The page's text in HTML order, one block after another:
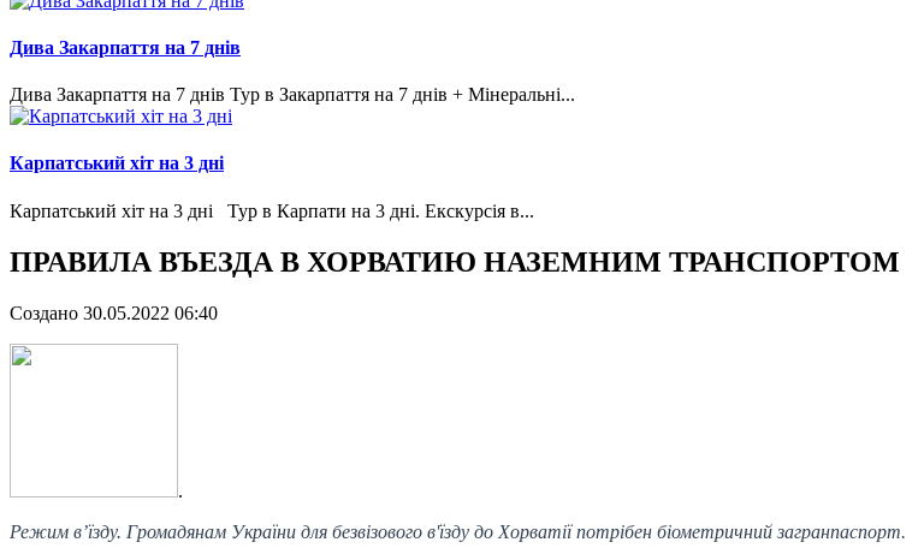
Дива Закарпаття на 7 днів
Дива Закарпаття на 7 днів Тур в Закарпаття на 7 днів + Мінеральні...
Карпатський хіт на 3 дні
Карпатський хіт на 3 дні Тур в Карпати на 3 дні. Екскурсія в...
ПРАВИЛА ВЪЕЗДА В ХОРВАТИЮ НАЗЕМНИМ ТРАНСПОРТОМ
Создано 30.05.2022 06:40
.
Режим в’їзду. Громадянам України для безвізового в'їзду до Хорватії потрібен біометричний загранпаспорт.